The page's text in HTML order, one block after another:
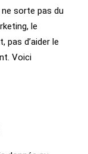
sorte pas du
le
pas d’aider le
Voici